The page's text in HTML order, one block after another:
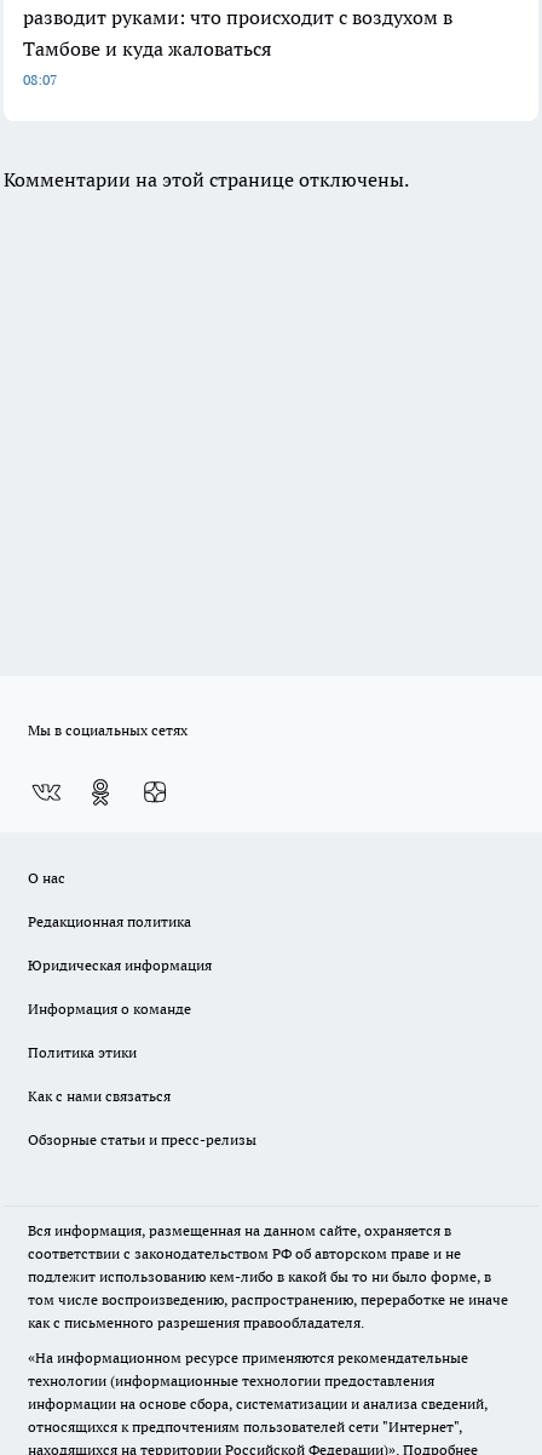
разводит руками: что происходит с воздухом в
Тамбове и куда жаловаться
08:07
Комментарии на этой странице отключены.
Мы в социальных сетях
О нас
Редакционная политика
Юридическая информация
Информация о команде
Политика этики
Как с нами связаться
Обзорные статьи и пресс-релизы
Вся информация, размещенная на данном сайте, охраняется в
соответствии с законодательством РФ об авторском праве и не
подлежит использованию кем-либо в какой бы то ни было форме, в
том числе воспроизведению, распространению, переработке не иначе
как с письменного разрешения правообладателя.
«На информационном ресурсе применяются рекомендательные
технологии (информационные технологии предоставления
информации на основе сбора, систематизации и анализа сведений,
относящихся к предпочтениям пользователей сети "Интернет",
находящихся на территории Российской Федерации)». Подробнее